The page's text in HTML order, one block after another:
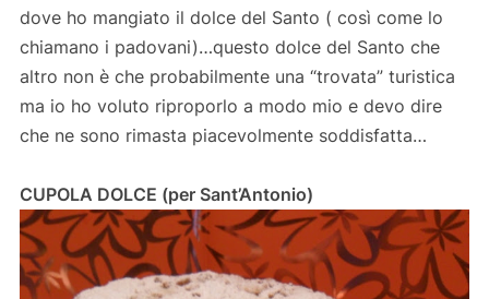
dove ho mangiato il dolce del Santo ( così come lo
chiamano i padovani)…questo dolce del Santo che
altro non è che probabilmente una “trovata” turistica
ma io ho voluto riproporlo a modo mio e devo dire
che ne sono rimasta piacevolmente soddisfatta…
CUPOLA DOLCE (per Sant’Antonio)